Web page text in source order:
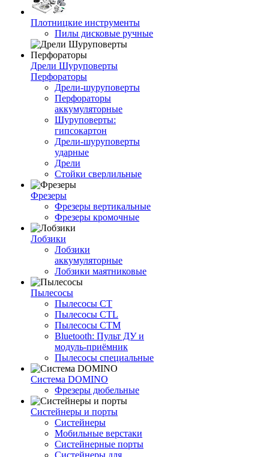
Плотницкие инструменты
Пилы дисковые ручные
Дрели Шуруповерты
Перфораторы
Дрели-шуруповерты
Перфораторы
аккумуляторные
Шуруповерты:
гипсокартон
Дрели-шуруповерты
ударные
Дрели
Стойки сверлильные
Фрезеры
Фрезеры вертикальные
Фрезеры кромочные
Лобзики
Лобзики
аккумуляторные
Лобзики маятниковые
Пылесосы
Пылесосы CT
Пылесосы CTL
Пылесосы CTM
Bluetooth: Пульт ДУ и
модуль-приёмник
Пылесосы специальные
Система DOMINO
Фрезеры дюбельные
Систейнеры и порты
Систейнеры
Мобильные верстаки
Систейнерные порты
Систейнеры для